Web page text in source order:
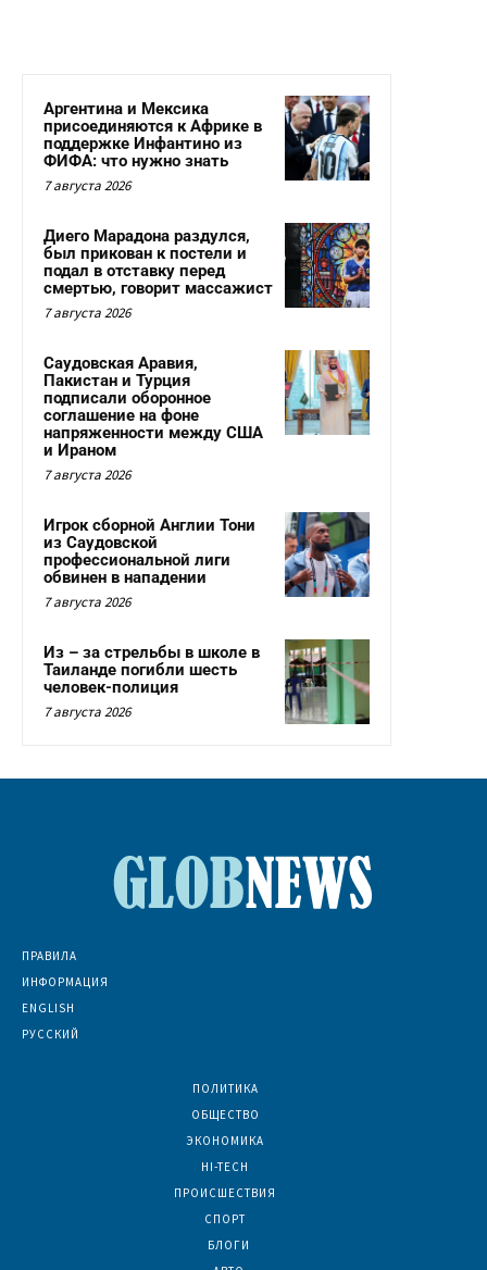
Аргентина и Мексика
присоединяются к Африке в
поддержке Инфантино из
ФИФА: что нужно знать
7 августа 2026
Диего Марадона раздулся,
был прикован к постели и
подал в отставку перед
смертью, говорит массажист
7 августа 2026
Саудовская Аравия,
Пакистан и Турция
подписали оборонное
соглашение на фоне
напряженности между США
и Ираном
7 августа 2026
Игрок сборной Англии Тони
из Саудовской
профессиональной лиги
обвинен в нападении
7 августа 2026
Из – за стрельбы в школе в
Таиланде погибли шесть
человек-полиция
7 августа 2026
ПРАВИЛА
ИНФОРМАЦИЯ
ENGLISH
РУССКИЙ
ПОЛИТИКА
ОБЩЕСТВО
ЭКОНОМИКА
HI-TECH
ПРОИСШЕСТВИЯ
СПОРТ
БЛОГИ